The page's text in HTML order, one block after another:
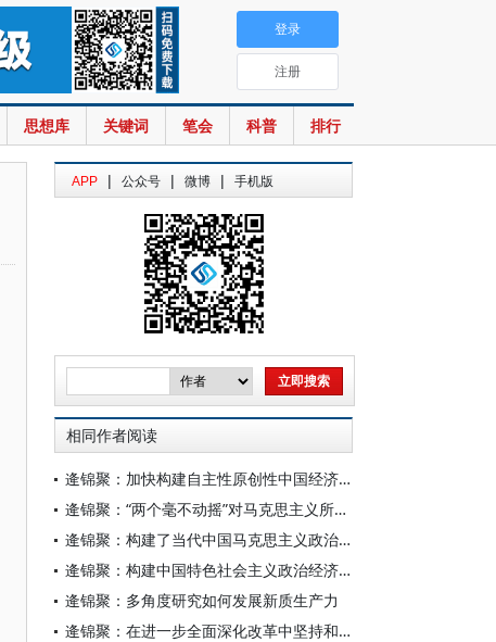
思想库 关键词 笔会 科普 排行
登录
注册
APP | 公众号 | 微博 | 手机版
相同作者阅读
逄锦聚：加快构建自主性原创性中国经济学
逄锦聚：“两个毫不动摇”对马克思主义所有制理论的创新发展
逄锦聚：构建了当代中国马克思主义政治经济学系统学说
逄锦聚：构建中国特色社会主义政治经济学自主知识体系的几个理论问题
逄锦聚：多角度研究如何发展新质生产力
逄锦聚：在进一步全面深化改革中坚持和落实“两个毫不动摇”